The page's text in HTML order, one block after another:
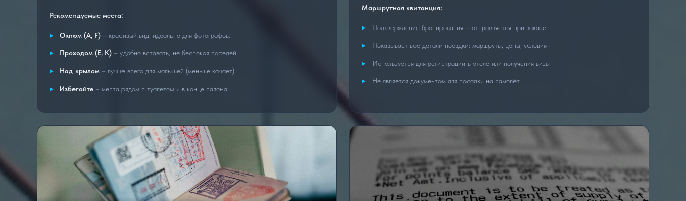
Рекомендуемые места:
Окном (A, F) – красивый вид, идеально для фотографов.
Проходом (E, K) – удобно вставать, не беспокоя соседей.
Над крылом – лучше всего для малышей (меньше качает).
Избегайте – места рядом с туалетом и в конце салона.
Маршрутная квитанция:
Подтверждение бронирования – отправляется при заказе
Показывает все детали поездки: маршруты, цены, условия
Используется для регистрации в отеле или получения визы
Не является документом для посадки на самолёт